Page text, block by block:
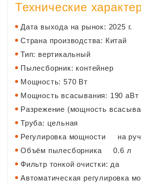
Технические
Дата выхода на рынок: 2025 г.
Страна производства: Китай
Тип: вертикальный
Пылесборник: контейнер
Мощность: 570 Вт
Мощность всасывания: 190 аВт
Разрежение (мощность
Труба: цельная
Регулировка мощности на
Объём пылесборника 0.6 л
Фильтр тонкой очистки: да
Автоматическая регулировка